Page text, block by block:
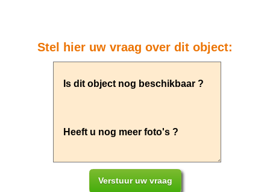
Stel hier uw vraag over dit object: